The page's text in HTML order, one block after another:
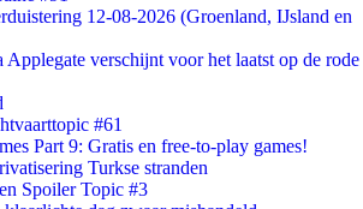
12-08-2026 (Groenland, IJsland en
Applegate verschijnt voor het laatst op de rode
#61
Part 9: Gratis en free-to-play games!
Turkse stranden
Spoiler Topic #3